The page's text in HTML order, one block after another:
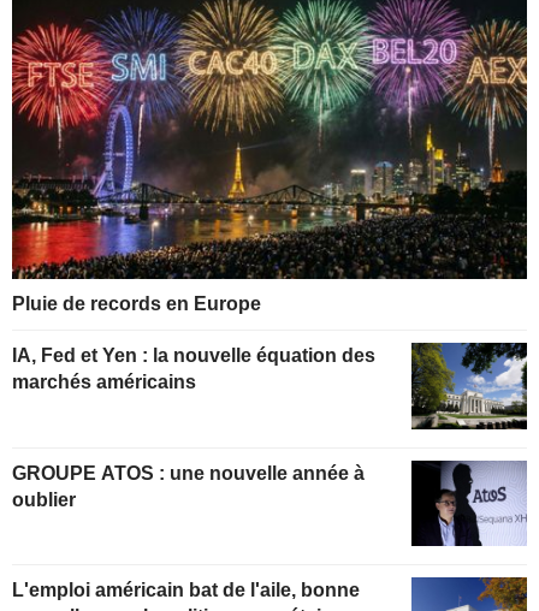
Pluie de records en Europe
IA, Fed et Yen : la nouvelle équation des
marchés américains
GROUPE ATOS : une nouvelle année à
oublier
L'emploi américain bat de l'aile, bonne